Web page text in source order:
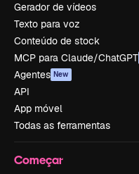
Gerador de vídeos
Texto para voz
Conteúdo de stock
MCP para Claude/ChatGPT
Agentes New
API
App móvel
Todas as ferramentas
Começar